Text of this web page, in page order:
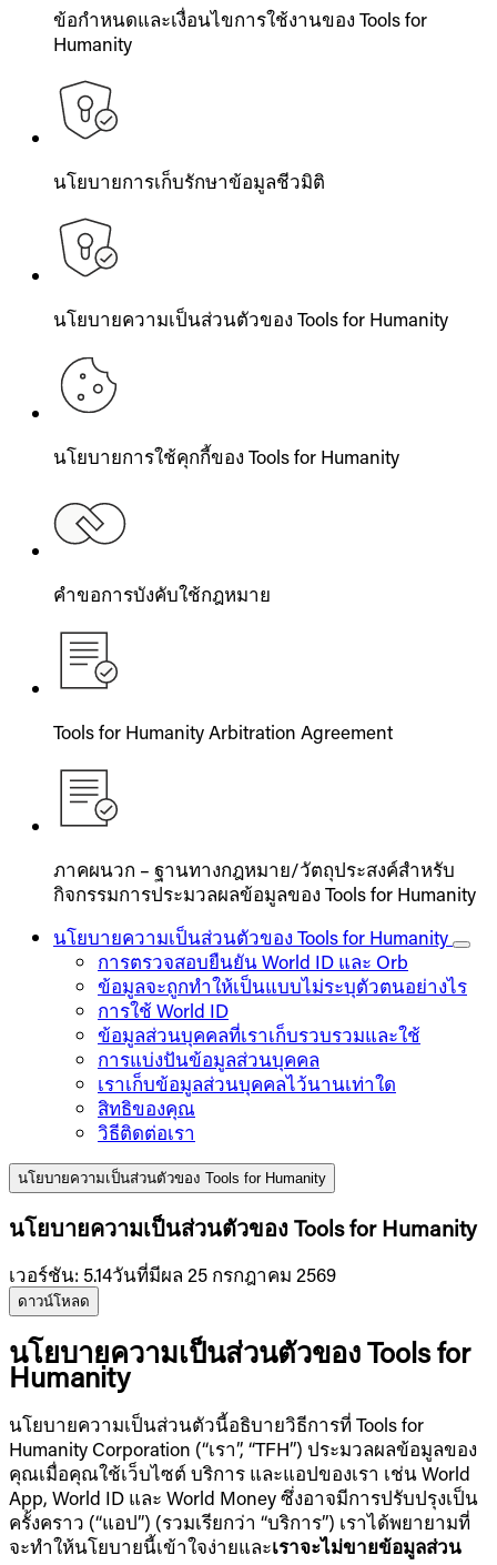
ข้อกำหนดและเงื่อนไขการใช้งานของ Tools for
Humanity
นโยบายการเก็บรักษาข้อมูลชีวมิติ
นโยบายความเป็นส่วนตัวของ Tools for Humanity
นโยบายการใช้คุกกี้ของ Tools for Humanity
คำขอการบังคับใช้กฎหมาย
Tools for Humanity Arbitration Agreement
ภาคผนวก – ฐานทางกฎหมาย/วัตถุประสงค์สำหรับ
กิจกรรมการประมวลผลข้อมูลของ Tools for Humanity
นโยบายความเป็นส่วนตัวของ Tools for Humanity
การตรวจสอบยืนยัน World ID และ Orb
ข้อมูลจะถูกทำให้เป็นแบบไม่ระบุตัวตนอย่างไร
การใช้ World ID
ข้อมูลส่วนบุคคลที่เราเก็บรวบรวมและใช้
การแบ่งปันข้อมูลส่วนบุคคล
เราเก็บข้อมูลส่วนบุคคลไว้นานเท่าใด
สิทธิของคุณ
วิธีติดต่อเรา
นโยบายความเป็นส่วนตัวของ Tools for Humanity
นโยบายความเป็นส่วนตัวของ Tools for Humanity
เวอร์ชัน: 5.14วันที่มีผล 25 กรกฎาคม 2569
ดาวน์โหลด
นโยบายความเป็นส่วนตัวของ Tools for
Humanity
นโยบายความเป็นส่วนตัวนี้อธิบายวิธีการที่ Tools for
Humanity Corporation (“เรา”, “TFH”) ประมวลผลข้อมูลของ
คุณเมื่อคุณใช้เว็บไซต์ บริการ และแอปของเรา เช่น World
App, World ID และ World Money ซึ่งอาจมีการปรับปรุงเป็น
ครั้งคราว (“แอป”) (รวมเรียกว่า “บริการ”) เราได้พยายามที่
จะทำให้นโยบายนี้เข้าใจง่ายและเราจะไม่ขายข้อมูลส่วน